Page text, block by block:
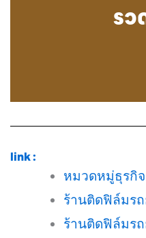
รว
link :
หมวดหมู่ธุรกิจ
ร้านติดฟิล์มร
ร้านติดฟิล์มร